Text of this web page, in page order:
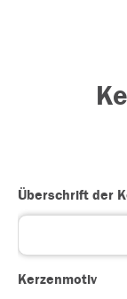
Überschrift der
Kerzenmotiv